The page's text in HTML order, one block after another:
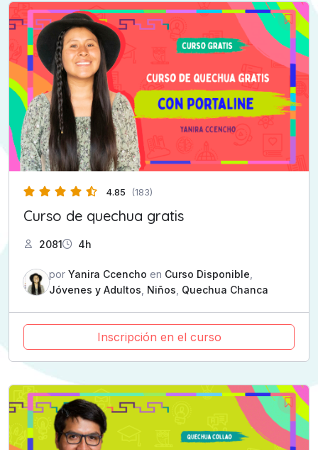
4.85 (183)
Curso de quechua gratis
2081 4h
por Yanira Ccencho en Curso Disponible
Jóvenes y Adultos Niños Quechua Chanca
Inscripción en el curso